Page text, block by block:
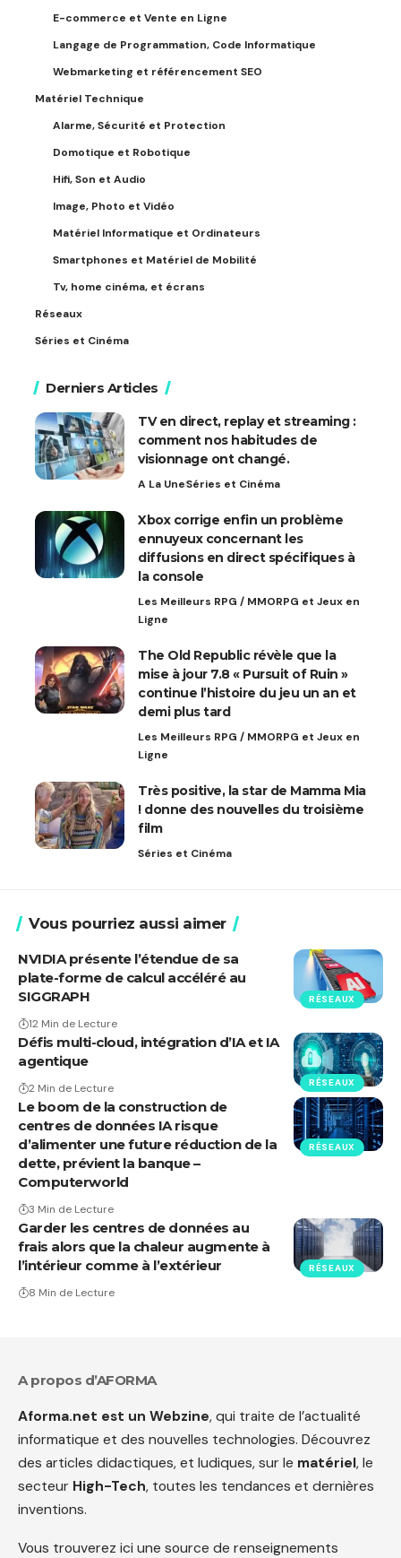
E-commerce et Vente en Ligne
Langage de Programmation, Code Informatique
Webmarketing et référencement SEO
Matériel Technique
Alarme, Sécurité et Protection
Domotique et Robotique
Hifi, Son et Audio
Image, Photo et Vidéo
Matériel Informatique et Ordinateurs
Smartphones et Matériel de Mobilité
Tv, home cinéma, et écrans
Réseaux
Séries et Cinéma
Derniers Articles
TV en direct, replay et streaming :
comment nos habitudes de
visionnage ont changé.
A La UneSéries et Cinéma
Xbox corrige enfin un problème
ennuyeux concernant les
diffusions en direct spécifiques à
la console
Les Meilleurs RPG / MMORPG et Jeux en
Ligne
The Old Republic révèle que la
mise à jour 7.8 « Pursuit of Ruin »
continue l’histoire du jeu un an et
demi plus tard
Les Meilleurs RPG / MMORPG et Jeux en
Ligne
Très positive, la star de Mamma Mia
! donne des nouvelles du troisième
film
Séries et Cinéma
Vous pourriez aussi aimer
RÉSEAUX
NVIDIA présente l’étendue de sa
plate-forme de calcul accéléré au
SIGGRAPH
12 Min de Lecture
RÉSEAUX
Défis multi-cloud, intégration d’IA et IA
agentique
2 Min de Lecture
RÉSEAUX
Le boom de la construction de
centres de données IA risque
d’alimenter une future réduction de la
dette, prévient la banque –
Computerworld
3 Min de Lecture
RÉSEAUX
Garder les centres de données au
frais alors que la chaleur augmente à
l’intérieur comme à l’extérieur
8 Min de Lecture
A propos d’AFORMA
Aforma.net est un Webzine, qui traite de l’actualité
informatique et des nouvelles technologies. Découvrez
des articles didactiques, et ludiques, sur le matériel, le
secteur High-Tech, toutes les tendances et dernières
inventions.
Vous trouverez ici une source de renseignements